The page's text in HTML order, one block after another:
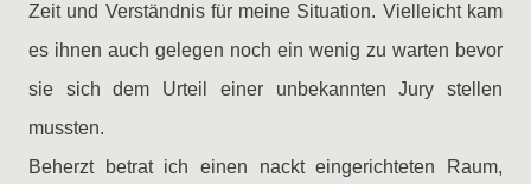
Zeit und Verständnis für meine Situation. Vielleicht kam
es ihnen auch gelegen noch ein wenig zu warten bevor
sie sich dem Urteil einer unbekannten Jury stellen
mussten.
Beherzt betrat ich einen nackt eingerichteten Raum,